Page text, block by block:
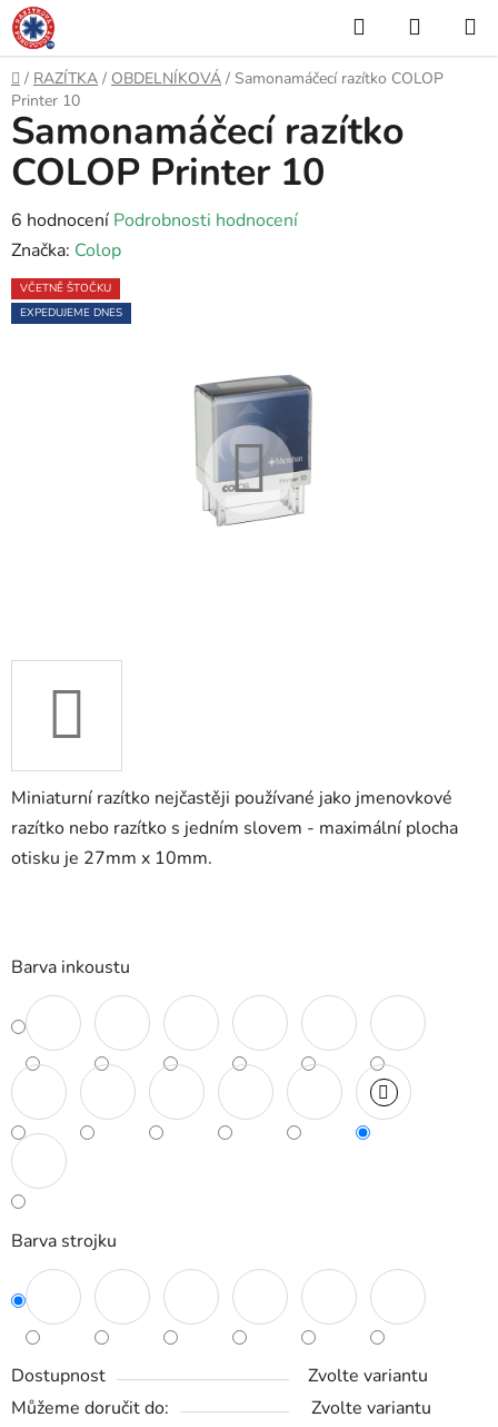
Přejít
na
obsah
Hledat
KOŠÍK
Domů
/ RAZÍTKA / OBDELNÍKOVÁ / Samonamáčecí razítko COLOP
Printer 10
Miniaturní razítko nejčastěji používané jako jmenovkové
razítko nebo razítko s jedním slovem - maximální plocha
otisku je 27mm x 10mm.
Barva inkoustu
Barva strojku
Dostupnost
Zvolte variantu
Můžeme doručit do:
Zvolte variantu
Samonamáčecí razítko
COLOP Printer 10
Průměrné
hodnocení
produktu
je
6 hodnocení Podrobnosti hodnocení
Značka: Colop
VČETNĚ ŠTOČKU
EXPEDUJEME DNES